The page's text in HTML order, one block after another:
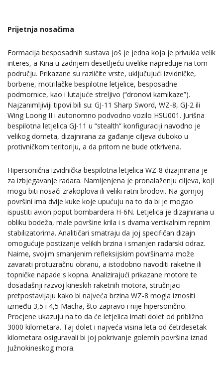
Prijetnja nosačima
Formacija besposadnih sustava još je jedna koja je privukla velik
interes, a Kina u zadnjem desetljeću uvelike napreduje na tom
području. Prikazane su različite vrste, uključujući izvidničke,
borbene, motrilačke bespilotne letjelice, besposadne
podmornice, kao i lutajuće streljivo (“dronovi kamikaze”).
Najzanimljiviji tipovi bili su: GJ-11 Sharp Sword, WZ-8, GJ-2 ili
Wing Loong II i autonomno podvodno vozilo HSU001. Jurišna
bespilotna letjelica GJ-11 u “stealth” konfiguraciji navodno je
velikog dometa, dizajnirana za gađanje ciljeva duboko u
protivničkom teritoriju, a da pritom ne bude otkrivena.
Hipersonična izvidnička bespilotna letjelica WZ-8 dizajnirana je
za izbjegavanje radara. Namijenjena je pronalaženju ciljeva, koji
mogu biti nosači zrakoplova ili veliki ratni brodovi. Na gornjoj
površini ima dvije kuke koje upućuju na to da bi je mogao
ispustiti avion poput bombardera H-6N. Letjelica je dizajnirana u
obliku bodeža, male površine krila i s dvama vertikalnim repnim
stabilizatorima. Analitičari smatraju da joj specifičan dizajn
omogućuje postizanje velikih brzina i smanjen radarski odraz.
Naime, svojim smanjenim refleksijskim površinama može
zavarati protuzračnu obranu, a istodobno navoditi raketne ili
topničke napade s kopna. Analizirajući prikazane motore te
dosadašnji razvoj kineskih raketnih motora, stručnjaci
pretpostavljaju kako bi najveća brzina WZ-8 mogla iznositi
između 3,5 i 4,5 Macha, što zapravo i nije hipersonično.
Procjene ukazuju na to da će letjelica imati dolet od približno
3000 kilometara. Taj dolet i najveća visina leta od četrdesetak
kilometara osiguravali bi joj pokrivanje golemih površina iznad
Južnokineskog mora.